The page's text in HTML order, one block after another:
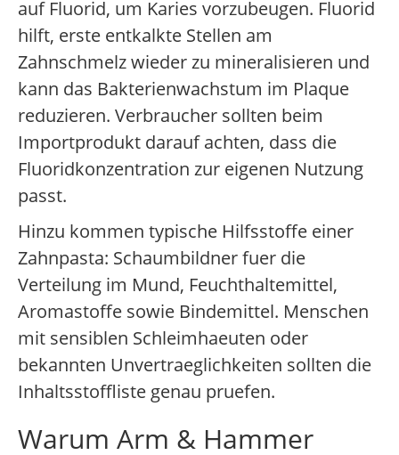
auf Fluorid, um Karies vorzubeugen. Fluorid
hilft, erste entkalkte Stellen am
Zahnschmelz wieder zu mineralisieren und
kann das Bakterienwachstum im Plaque
reduzieren. Verbraucher sollten beim
Importprodukt darauf achten, dass die
Fluoridkonzentration zur eigenen Nutzung
passt.
Hinzu kommen typische Hilfsstoffe einer
Zahnpasta: Schaumbildner fuer die
Verteilung im Mund, Feuchthaltemittel,
Aromastoffe sowie Bindemittel. Menschen
mit sensiblen Schleimhaeuten oder
bekannten Unvertraeglichkeiten sollten die
Inhaltsstoffliste genau pruefen.
Warum Arm & Hammer